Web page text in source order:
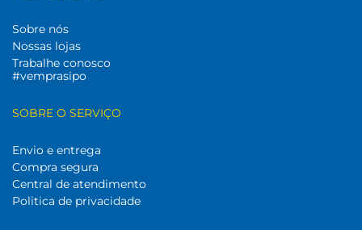
Sobre nós
Nossas lojas
Trabalhe conosco
#vemprasipo
SOBRE O SERVIÇO
Envio e entrega
Compra segura
Central de atendimento
Politica de privacidade